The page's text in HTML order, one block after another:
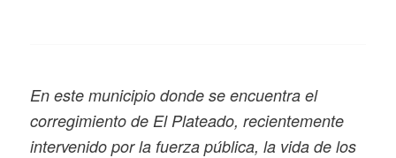
En este municipio donde se encuentra el
corregimiento de El Plateado, recientemente
intervenido por la fuerza pública, la vida de los